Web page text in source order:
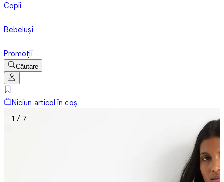
Copii
Bebeluși
Promoții
Căutare
Niciun articol în coș
1 / 7